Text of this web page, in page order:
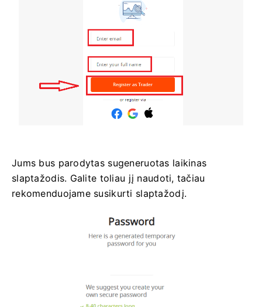
Jums bus parodytas sugeneruotas laikinas
slaptažodis. Galite toliau jį naudoti, tačiau
rekomenduojame susikurti slaptažodį.